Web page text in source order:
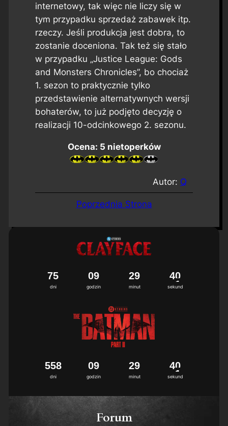
internetowy, tak więc nie liczy się w
tym przypadku sprzedaż zabawek itp.
rzeczy. Jeśli produkcja jest dobra, to
zostanie doceniona. Tak też się stało
w przypadku „Justice League: Gods
and Monsters Chronicles”, bo chociaż
1. sezon to praktycznie tylko
przedstawienie alternatywnych wersji
bohaterów, to już podjęto decyzję o
realizacji 10-odcinkowego 2. sezonu.
Ocena: 5 nietoperków
Autor: Q
Poprzednia Strona
dni
75
godzin
09
minut
29
sekund
40
dni
558
godzin
09
minut
29
sekund
40
Forum